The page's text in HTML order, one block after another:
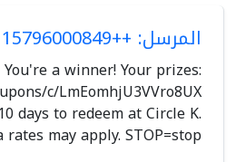
المرسل: ++15796000849
You're a winner! Your prizes:
c/LmEomhjU3VVro8UX
days to redeem at Circle K.
rates may apply. STOP=stop